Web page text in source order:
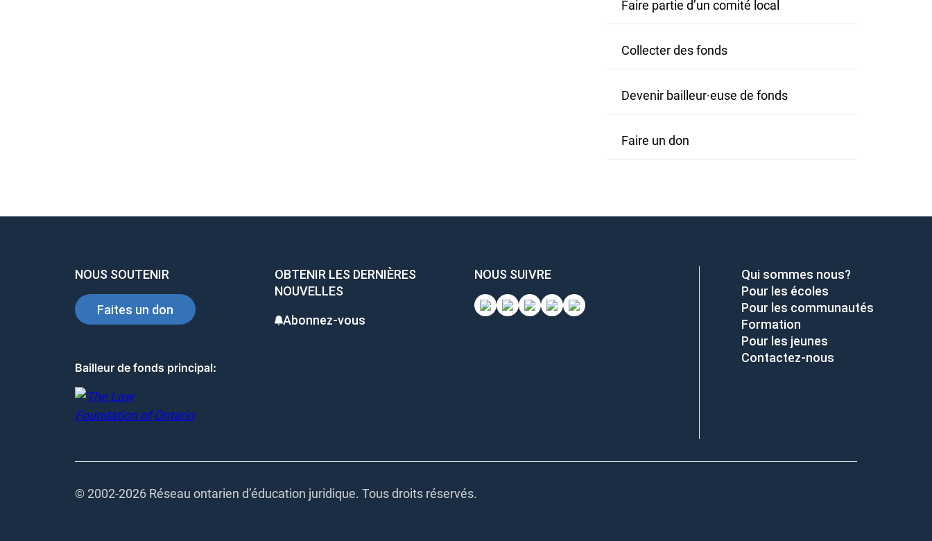
Faire partie d’un comité local
Collecter des fonds
Devenir bailleur·euse de fonds
Faire un don
NOUS SOUTENIR
Faites un don
OBTENIR LES DERNIÈRES
NOUVELLES
Abonnez-vous
NOUS SUIVRE
Bailleur de fonds principal:
Qui sommes nous?
Pour les écoles
Pour les communautés
Formation
Pour les jeunes
Contactez-nous
© 2002-2026 Réseau ontarien d’éducation juridique. Tous droits réservés.